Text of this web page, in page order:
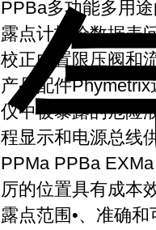
PPBa多功能多用
露点计报价数据表
校正内置限压阀和
产品配件
仪中被暴露的危险
程显示和电源总线
PPMa PPBa
厉的位置具有成本
露点范围•、准确